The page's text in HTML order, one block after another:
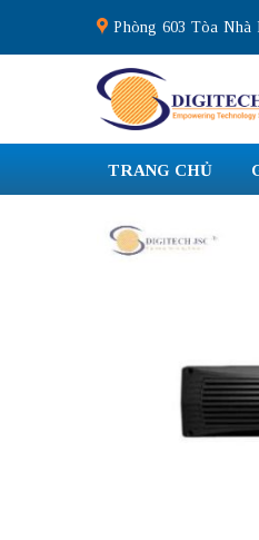
content
Phòng 603 Tòa Nhà
TRANG CHỦ